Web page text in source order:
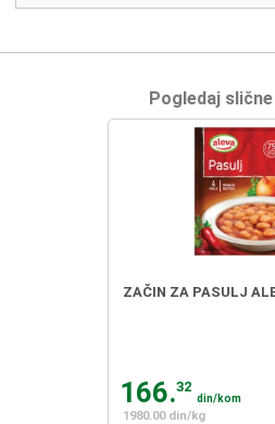
Pogledaj
ZAČIN ZA PASULJ
166.32
din/kom
1980.00 din/kg